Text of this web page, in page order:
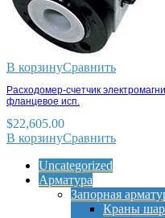
В корзинуСравнить
Расходомер-счетчик
фланцевое исп.
$22,605.00
В корзинуСравнить
Uncategorized
Арматура
Запорная
Краны